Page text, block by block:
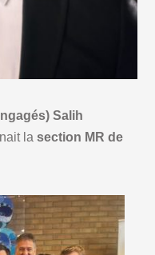
Salih
lasection MR de